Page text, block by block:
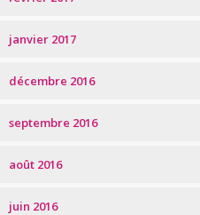
janvier 2017
décembre 2016
septembre 2016
août 2016
juin 2016